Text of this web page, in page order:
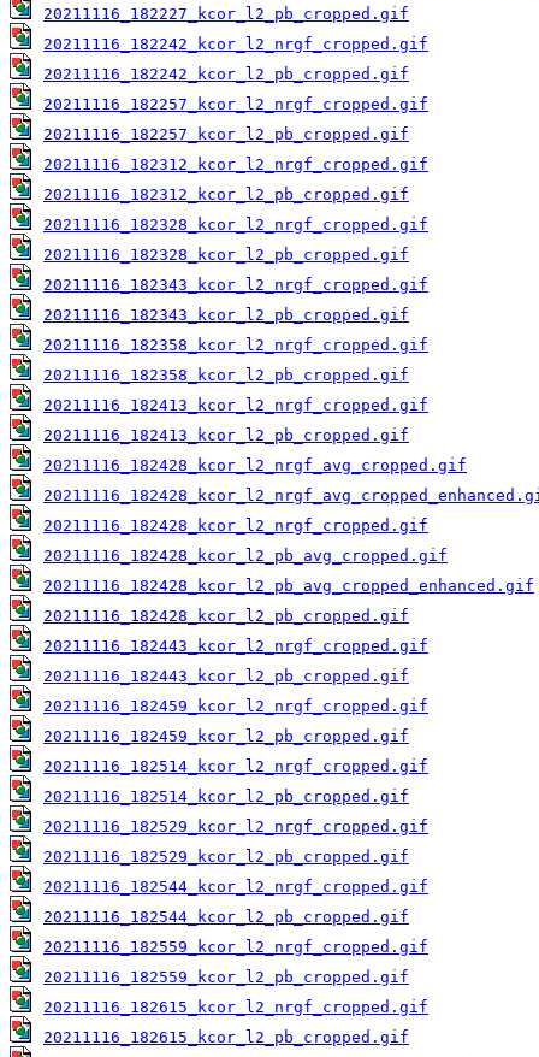
20211116_182227_kcor_l2_pb_cropped.gif
20211116_182242_kcor_l2_nrgf_cropped.gif
20211116_182242_kcor_l2_pb_cropped.gif
20211116_182257_kcor_l2_nrgf_cropped.gif
20211116_182257_kcor_l2_pb_cropped.gif
20211116_182312_kcor_l2_nrgf_cropped.gif
20211116_182312_kcor_l2_pb_cropped.gif
20211116_182328_kcor_l2_nrgf_cropped.gif
20211116_182328_kcor_l2_pb_cropped.gif
20211116_182343_kcor_l2_nrgf_cropped.gif
20211116_182343_kcor_l2_pb_cropped.gif
20211116_182358_kcor_l2_nrgf_cropped.gif
20211116_182358_kcor_l2_pb_cropped.gif
20211116_182413_kcor_l2_nrgf_cropped.gif
20211116_182413_kcor_l2_pb_cropped.gif
20211116_182428_kcor_l2_nrgf_avg_cropped.gif
20211116_182428_kcor_l2_nrgf_cropped.gif
20211116_182428_kcor_l2_pb_avg_cropped.gif
20211116_182428_kcor_l2_pb_avg_cropped_enhanced.gif
20211116_182428_kcor_l2_pb_cropped.gif
20211116_182443_kcor_l2_nrgf_cropped.gif
20211116_182443_kcor_l2_pb_cropped.gif
20211116_182459_kcor_l2_nrgf_cropped.gif
20211116_182459_kcor_l2_pb_cropped.gif
20211116_182514_kcor_l2_nrgf_cropped.gif
20211116_182514_kcor_l2_pb_cropped.gif
20211116_182529_kcor_l2_nrgf_cropped.gif
20211116_182529_kcor_l2_pb_cropped.gif
20211116_182544_kcor_l2_nrgf_cropped.gif
20211116_182544_kcor_l2_pb_cropped.gif
20211116_182559_kcor_l2_nrgf_cropped.gif
20211116_182559_kcor_l2_pb_cropped.gif
20211116_182615_kcor_l2_nrgf_cropped.gif
20211116_182615_kcor_l2_pb_cropped.gif